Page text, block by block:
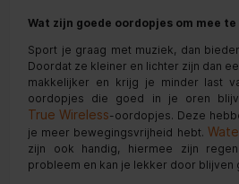
Wat zijn goede oordopjes om mee
Sport je graag met muziek, dan
Doordat ze kleiner en lichter zijn dan
makkelijker en krijg je minder last
oordopjes die goed in je oren
True Wireless-oordopjes. Deze
je meer bewegingsvrijheid hebt.
zijn ook handig, hiermee zijn
probleem en kan je lekker door blijven